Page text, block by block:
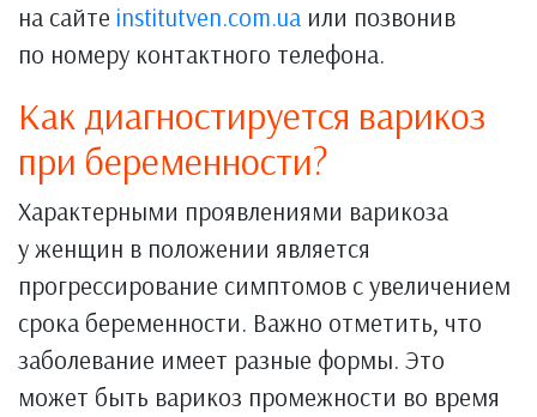
на сайте institutven.com.ua или позвонив
по номеру контактного телефона.
Как диагностируется варикоз
при беременности?
Характерными проявлениями варикоза
у женщин в положении является
прогрессирование симптомов с увеличением
срока беременности. Важно отметить, что
заболевание имеет разные формы. Это
может быть варикоз промежности во время